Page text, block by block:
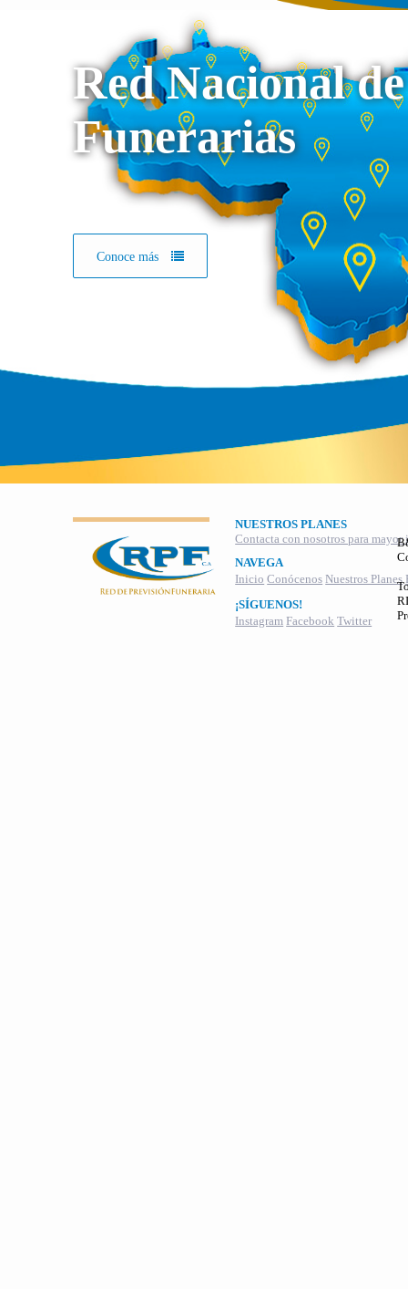
Red Nacional de
Funerarias
Conoce más
NUESTROS PLANES
Contacta con nosotros para
NAVEGA
Inicio Conócenos Nuestros Planes
¡SÍGUENOS!
Instagram Facebook Twitter